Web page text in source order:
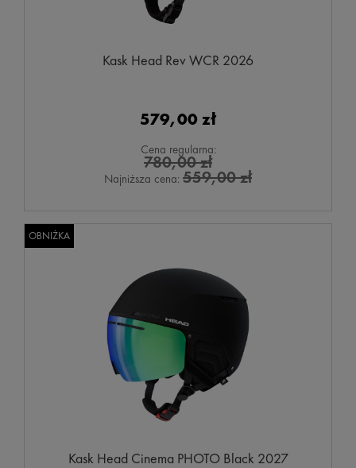
Kask Head Rev WCR 2026
579,00 zł
Cena regularna:
780,00 zł
Najniższa cena: 559,00 zł
Kask Head Cinema PHOTO Black 2027
OBNIŻKA